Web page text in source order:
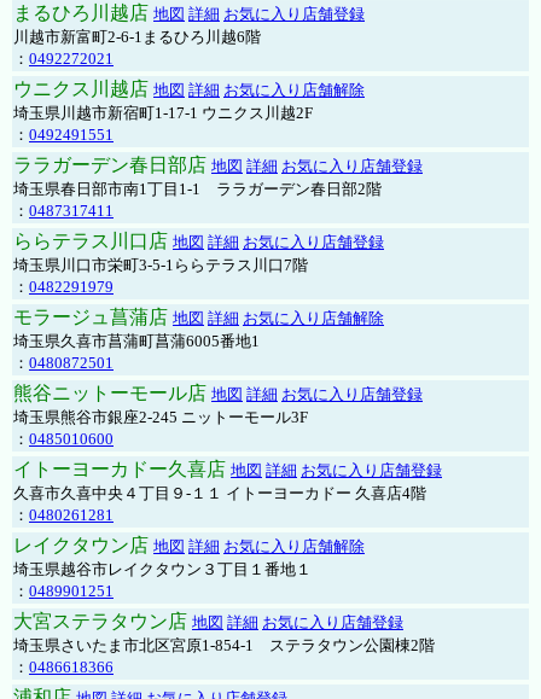
まるひろ川越店 地図 詳細 お気に入り店舗登録
川越市新富町2-6-1まるひろ川越6階
： 0492272021
ウニクス川越店 地図 詳細 お気に入り店舗解除
埼玉県川越市新宿町1-17-1 ウニクス川越2F
： 0492491551
ララガーデン春日部店 地図 詳細 お気に入り店舗登録
埼玉県春日部市南1丁目1-1 ララガーデン春日部2階
： 0487317411
ららテラス川口店 地図 詳細 お気に入り店舗登録
埼玉県川口市栄町3-5-1ららテラス川口7階
： 0482291979
モラージュ菖蒲店 地図 詳細 お気に入り店舗解除
埼玉県久喜市菖蒲町菖蒲6005番地1
： 0480872501
熊谷ニットーモール店 地図 詳細 お気に入り店舗登録
埼玉県熊谷市銀座2-245 ニットーモール3F
： 0485010600
イトーヨーカドー久喜店 地図 詳細 お気に入り店舗登録
久喜市久喜中央４丁目９-１１ イトーヨーカドー 久喜店4階
： 0480261281
レイクタウン店 地図 詳細 お気に入り店舗解除
埼玉県越谷市レイクタウン３丁目１番地１
： 0489901251
大宮ステラタウン店 地図 詳細 お気に入り店舗登録
埼玉県さいたま市北区宮原1-854-1 ステラタウン公園棟2階
： 0486618366